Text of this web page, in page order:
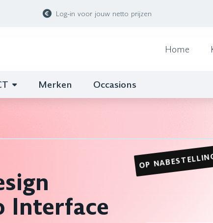
Log-in voor jouw netto prijzen
Home
Merken Occasions
Interface
OP